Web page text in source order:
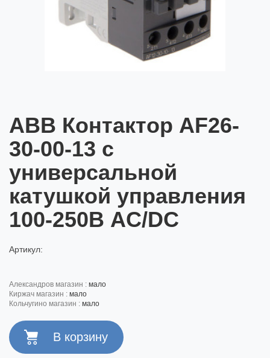
ABB Контактор AF26-
30-00-13 с
универсальной
катушкой управления
100-250В AC/DC
Артикул:
александров магазин : мало
киржач магазин : мало
кольчугино магазин : мало